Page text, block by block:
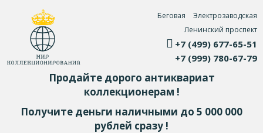
Беговая
Электрозаводская
Ленинский проспект
+7 (499) 677-65-51
+7 (999) 780-67-79
Продайте дорого антиквариат
коллекционерам !
Получите деньги наличными до 5 000 000
рублей сразу !